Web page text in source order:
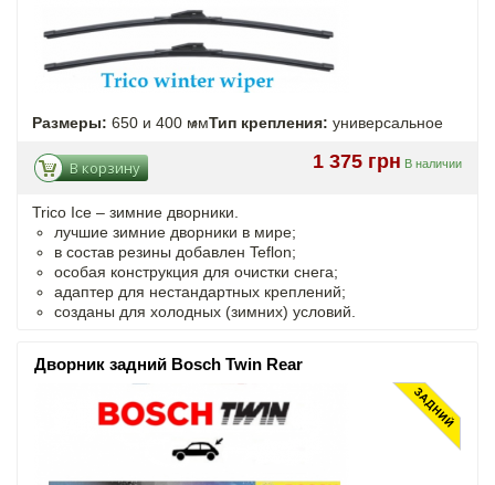
Размеры: 650 и 400 ммТип крепления: универсальное
1 375 грн В наличии
В корзину
Trico Ice – зимние дворники.
лучшие зимние дворники в мире;
в состав резины добавлен Teflon;
особая конструкция для очистки снега;
адаптер для нестандартных креплений;
созданы для холодных (зимних) условий.
Дворник задний Bosch Twin Rear